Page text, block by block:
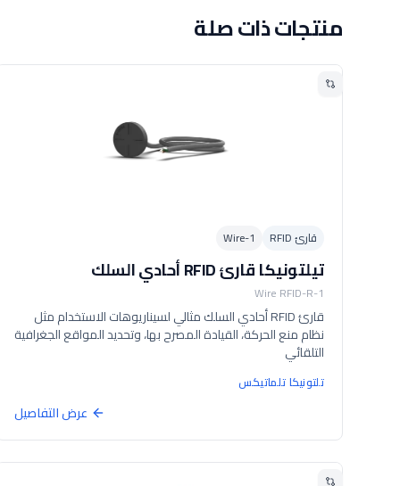
منتجات ذات صلة
قارئ RFID 1-Wire
تيلتونيكا قارئ RFID أحادي السلك
1-Wire RFID-R
قارئ RFID أحادي السلك مثالي لسيناريوهات الاستخدام مثل
نظام منع الحركة، القيادة المصرح بها، وتحديد المواقع الجغرافية
التلقائي
تلتونيكا تلماتيكس
عرض التفاصيل